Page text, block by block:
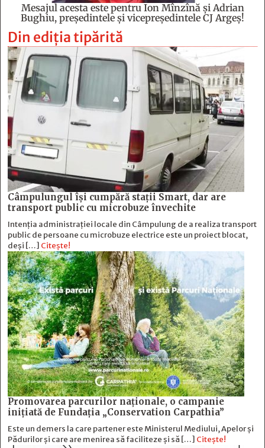
Mesajul acesta este pentru Ion Mînzînă şi Adrian
Bughiu, preşedintele şi vicepreşedintele CJ Argeş!
Din ediția tipărită
Câmpulungul îşi cumpără staţii Smart, dar are
transport public cu microbuze învechite
Intenția administrației locale din Câmpulung de a realiza transport
public de persoane cu microbuze electrice este un proiect blocat,
deși […] Citește!
Promovarea parcurilor naționale, o campanie
inițiată de Fundația „Conservation Carpathia”
Este un demers la care partener este Ministerul Mediului, Apelor și
Pădurilor și care are menirea să faciliteze și să […] Citește!